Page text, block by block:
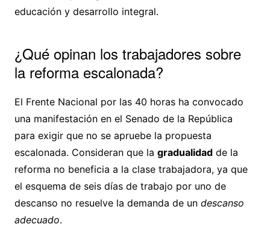
educación y desarrollo integral.
¿Qué opinan los trabajadores sobre
la reforma escalonada?
El Frente Nacional por las 40 horas ha convocado
una manifestación en el Senado de la República
para exigir que no se apruebe la propuesta
escalonada. Consideran que la gradualidadde la
reforma no beneficia a la clase trabajadora, ya que
el esquema de seis días de trabajo por uno de
descanso no resuelve la demanda de un descanso
adecuado.